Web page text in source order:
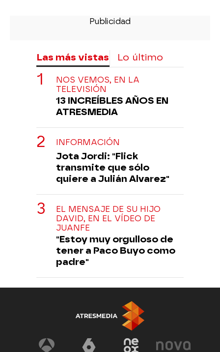
Las más vistas Lo último
NOS VEMOS, EN LA
TELEVISIÓN
13 INCREÍBLES AÑOS EN
ATRESMEDIA
INFORMACIÓN
Jota Jordi: "Flick
transmite que sólo
quiere a Julián Alvarez"
EL MENSAJE DE SU HIJO
DAVID, EN EL VÍDEO DE
JUANFE
"Estoy muy orgulloso de
tener a Paco Buyo como
padre"